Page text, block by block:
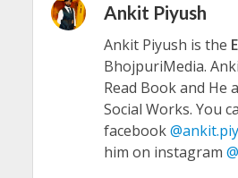
Ankit Piyush
Ankit Piyush is the
BhojpuriMedia.
Read Book and He
Social Works. You
facebook
him on instagram